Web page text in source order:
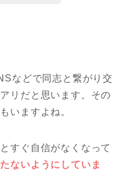
などで同志と繋がり交
リだと思います。その
いますよね。
すぐ自信がなくなって
ないようにしていま